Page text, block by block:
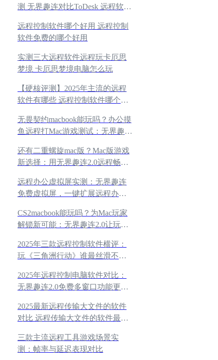
测 无界趣连对比ToDesk 远程软件
远程控制软件哪个好用 远程控制
软件免费的哪个好用
实测三大远程软件远程玩卡厄思
梦境 卡厄思梦境电脑怎么玩
【硬核评测】2025年主流的远程
软件有哪些 远程控制软件哪个好
无畏契约macbook能玩吗？办公摸
鱼远程打Mac游戏测试：无界趣连
还有二重螺旋mac版？Mac版游戏
新选择：用无界趣连2.0远程畅玩
远程办公虚拟屏实测：无界趣连
免费虚拟屏，一键扩展远程办公
CS2macbook能玩吗？为Mac玩家
解锁新可能：无界趣连2.0让玩家
2025年三款远程控制软件横评：
玩《三角洲行动》谁最丝滑不
2025年远程控制电脑软件对比：
无界趣连2.0免费多窗口功能更胜
2025最新远程传输大文件的软件
对比 远程传输大文件的软件最新
三款主流远程工具游戏场景实
测：帧率与延迟表现对比